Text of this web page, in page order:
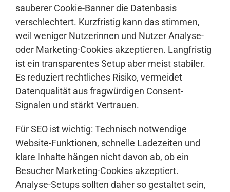
sauberer Cookie-Banner die Datenbasis
verschlechtert. Kurzfristig kann das stimmen,
weil weniger Nutzerinnen und Nutzer Analyse-
oder Marketing-Cookies akzeptieren. Langfristig
ist ein transparentes Setup aber meist stabiler.
Es reduziert rechtliches Risiko, vermeidet
Datenqualität aus fragwürdigen Consent-
Signalen und stärkt Vertrauen.
Für SEO ist wichtig: Technisch notwendige
Website-Funktionen, schnelle Ladezeiten und
klare Inhalte hängen nicht davon ab, ob ein
Besucher Marketing-Cookies akzeptiert.
Analyse-Setups sollten daher so gestaltet sein,